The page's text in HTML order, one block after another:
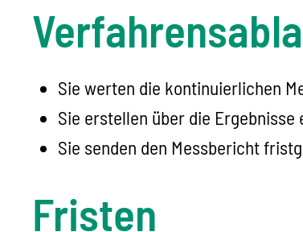
Sie werten die kontinuierlichen
Sie erstellen über die Ergebnisse
Sie senden den Messbericht
Fristen